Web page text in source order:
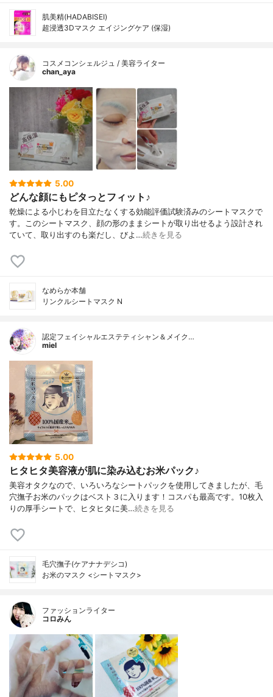
肌美精(HADABISEI)
超浸透3Dマスク エイジングケア (保湿)
コスメコンシェルジュ / 美容ライター
chan_aya
5.00
どんな顔にもピタっとフィット♪
乾燥による小じわを目立たなくする効能評価試験済みのシートマスクで
す。このシートマスク、顔の形のままシートが取り出せるよう設計され
ていて、取り出すのも楽だし、びよ…続きを見る
なめらか本舗
リンクルシートマスク N
認定フェイシャルエステティシャン＆メイク…
miel
5.00
ヒタヒタ美容液が肌に染み込むお米パック♪
美容オタクなので、いろいろなシートパックを使用してきましたが、毛
穴撫子お米のパックはベスト３に入ります！コスパも最高です。10枚入
りの厚手シートで、ヒタヒタに美…続きを見る
毛穴撫子(ケアナナデシコ)
お米のマスク <シートマスク>
ファッションライター
コロみん